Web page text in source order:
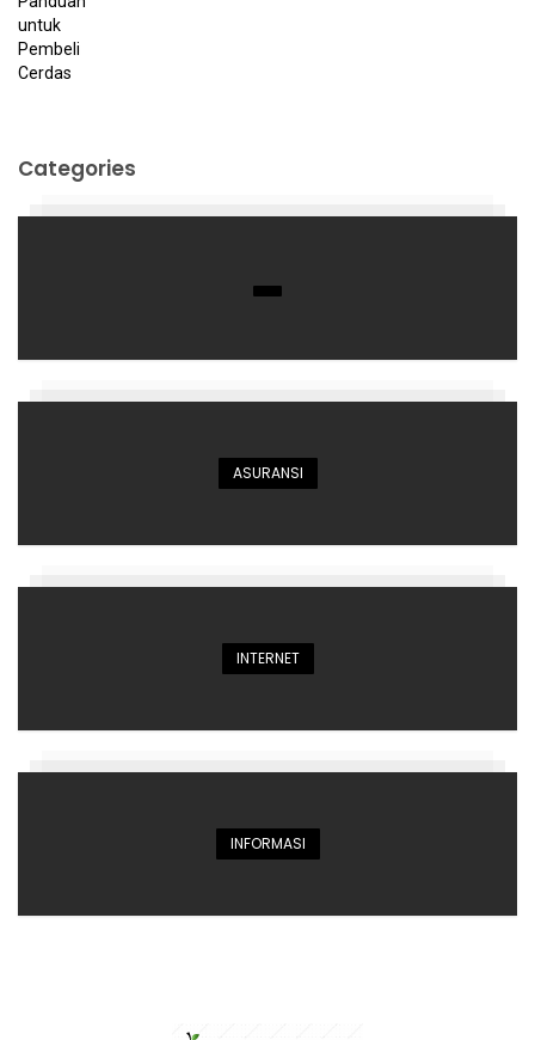
Categories
ASURANSI
INTERNET
INFORMASI